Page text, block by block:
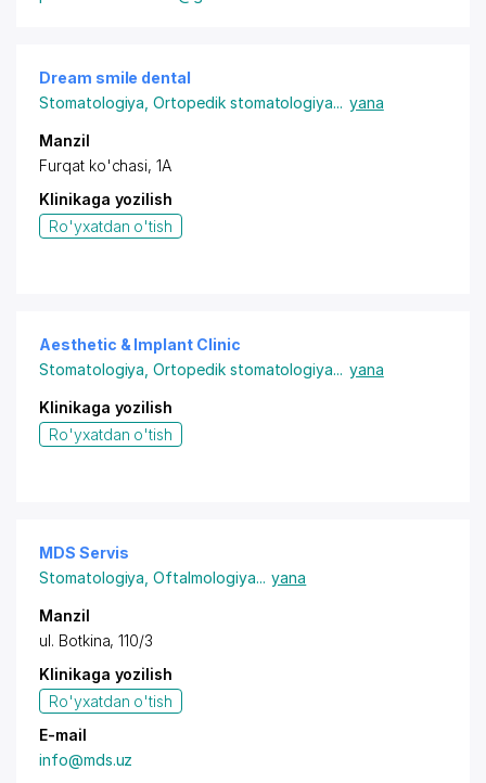
Dream smile dental
Stomatologiya ,Ortopedik stomatologiya... yana
Manzil
Furqat ko'chasi, 1A
Klinikaga yozilish
Ro'yxatdan o'tish
Aesthetic & Implant Clinic
Stomatologiya ,Ortopedik stomatologiya... yana
Klinikaga yozilish
Ro'yxatdan o'tish
MDS Servis
Stomatologiya ,Oftalmologiya... yana
Manzil
ul. Botkina, 110/3
Klinikaga yozilish
Ro'yxatdan o'tish
E-mail
info@mds.uz